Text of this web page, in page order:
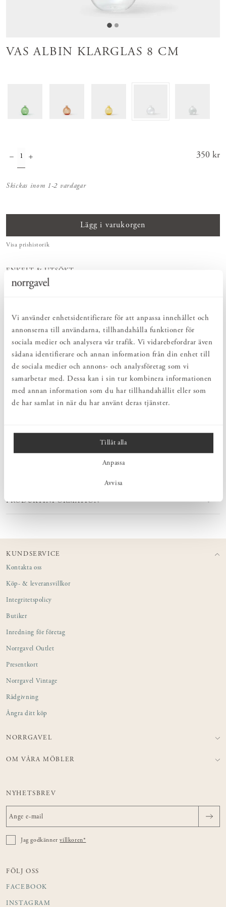
Vi använder enhetsidentifierare för att anpassa innehållet och
annonserna till användarna, tillhandahålla funktioner för
sociala medier och analysera vår trafik. Vi vidarebefordrar även
sådana identifierare och annan information från din enhet till
de sociala medier och annons- och analysföretag som vi
samarbetar med. Dessa kan i sin tur kombinera informationen
med annan information som du har tillhandahållit eller som
de har samlat in när du har använt deras tjänster.
Tillåt alla
Anpassa
Avvisa
VAS ALBIN KLARGLAS 8 CM
Pris :
350 kr
Skickas inom 1-2 vardagar
Lägg i varukorgen
Visa prishistorik
ENKELT & UTSÖKT
Hos oss hittar du ett kurerat sortiment av inredning som gör vardagslivet
både enkelt och vackert.
hållbara naturmaterial.
HARMONISK HELHET
Inredningsdetaljer som kompletterar möblerna och skapar en harmonisk
helhetsupplevelse.
Vas Albin är formgiven av Ebba von Wachenfeldt och tillverkas i
PRODUKTINFORMATION
KUNDSERVICE
Kontakta oss
Köp- & leveransvillkor
Integritetspolicy
Butiker
Inredning för företag
Norrgavel Outlet
Presentkort
Norrgavel Vintage
Rådgivning
Ångra ditt köp
NORRGAVEL
OM VÅRA MÖBLER
NYHETSBREV
Jag godkännervillkoren*
FÖLJ OSS
FACEBOOK
INSTAGRAM